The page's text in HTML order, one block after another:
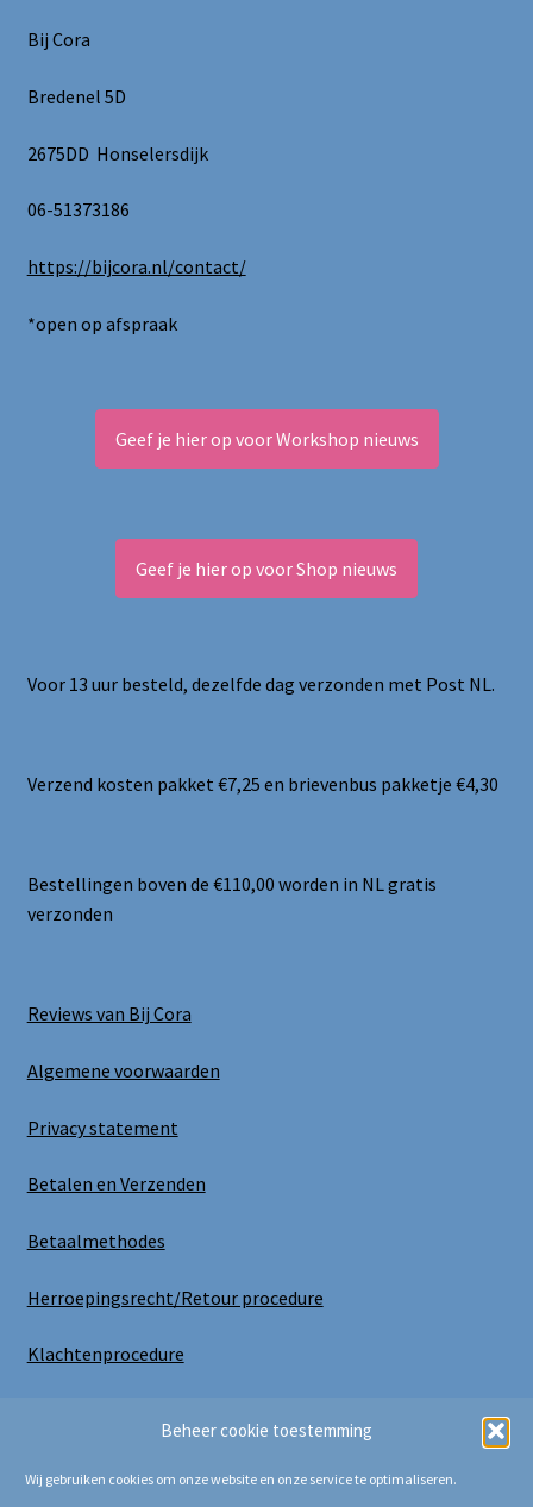
Beheer cookie toestemming
Wij gebruiken cookies om onze website en onze service te optimaliseren.
Bij Cora
Bredenel 5D
2675DD Honselersdijk
06-51373186
https://bijcora.nl/contact/
*open op afspraak
Geef je hier op voor Workshop nieuws
Geef je hier op voor Shop nieuws
Voor 13 uur besteld, dezelfde dag verzonden met Post NL.
Verzend kosten pakket €7,25 en brievenbus pakketje €4,30
Bestellingen boven de €110,00 worden in NL gratis
verzonden
Reviews van Bij Cora
Algemene voorwaarden
Privacy statement
Betalen en Verzenden
Betaalmethodes
Herroepingsrecht/Retour procedure
Klachtenprocedure